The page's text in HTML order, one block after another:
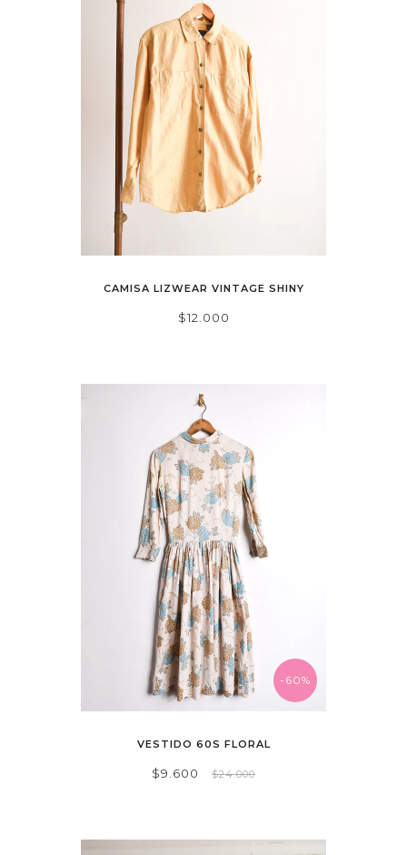
CAMISA LIZWEAR VINTAGE SHINY
$12.000
-60%
VESTIDO 60S FLORAL
$9.600 $24.000